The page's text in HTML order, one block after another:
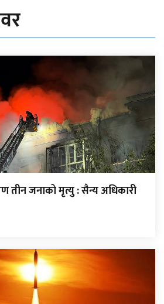
जनाको मृत्यु : सैन्य अधिकारी